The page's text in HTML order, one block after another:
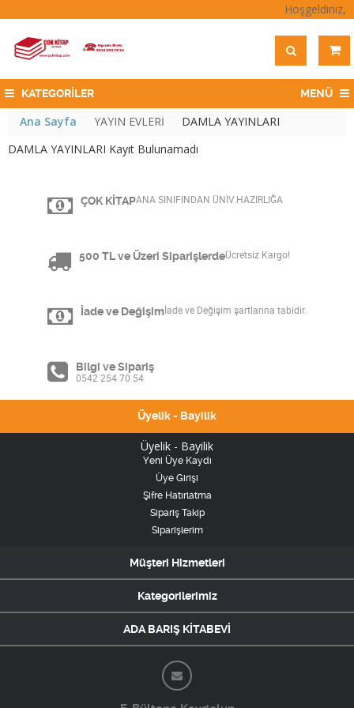
Hoşgeldiniz,
KATEGORİLER MENÜ
Ana Sayfa YAYIN EVLERİ
DAMLA YAYINLARI
DAMLA YAYINLARI Kayıt Bulunamadı
ÇOK KİTAPANA SINIFINDAN ÜNİV.HAZIRLIĞA
500 TL ve Üzeri SiparişlerdeÜcretsiz Kargo!
İade ve Değişim İade ve Değişim şartlarına tabidir.
Bilgi ve Sipariş
0542 254 70 54
Üyelik - Bayilik
Üyelik - Bayilik
Yeni Üye Kaydı
Üye Girişi
Şifre Hatırlatma
Sipariş Takip
Siparişlerim
Müşteri Hizmetleri
Kategorilerimiz
ADA BARIŞ KİTABEVİ